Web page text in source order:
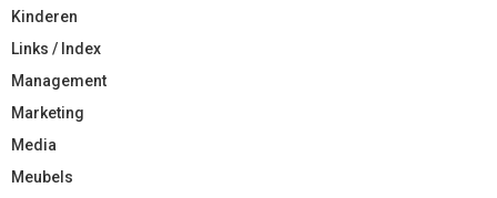
Kinderen
Links / Index
Management
Marketing
Media
Meubels